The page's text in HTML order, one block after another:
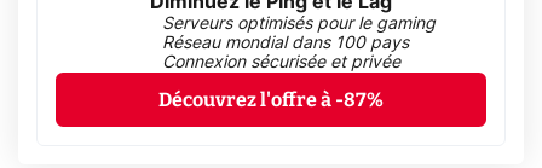
Serveurs optimisés pour le gaming
Réseau mondial dans 100 pays
Connexion sécurisée et privée
Découvrez l'offre à -87%